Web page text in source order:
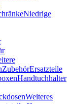
Niedrige
ZubehörErsatzteile
Handtuchhalter
Weiteres